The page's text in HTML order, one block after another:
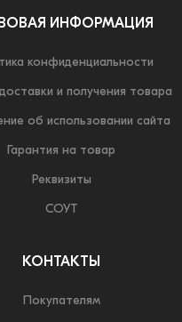
ИНФОРМАЦИЯ
конфиденциальности
и получения товара
об использовании сайта
Гарантия на товар
Реквизиты
СОУТ
КОНТАКТЫ
Покупателям